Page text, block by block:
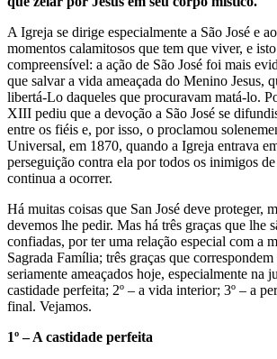
A Igreja se dirige especialmente a São José e
momentos calamitosos que tem que viver, e
compreensível: a ação de São José foi mais
que salvar a vida ameaçada do Menino Jesus,
libertá-Lo daqueles que procuravam matá-lo.
XIII pediu que a devoção a São José se
entre os fiéis e, por isso, o proclamou
Universal, em 1870, quando a Igreja entrava
perseguição contra ela por todos os inimigos
continua a ocorrer.
Há muitas coisas que San José deve proteger,
devemos lhe pedir. Mas há três graças que lhe
confiadas, por ter uma relação especial com a
Sagrada Família; três graças que correspondem
seriamente ameaçados hoje, especialmente na
castidade perfeita; 2º – a vida interior; 3º – a
final. Vejamos.
1º – A castidade perfeita